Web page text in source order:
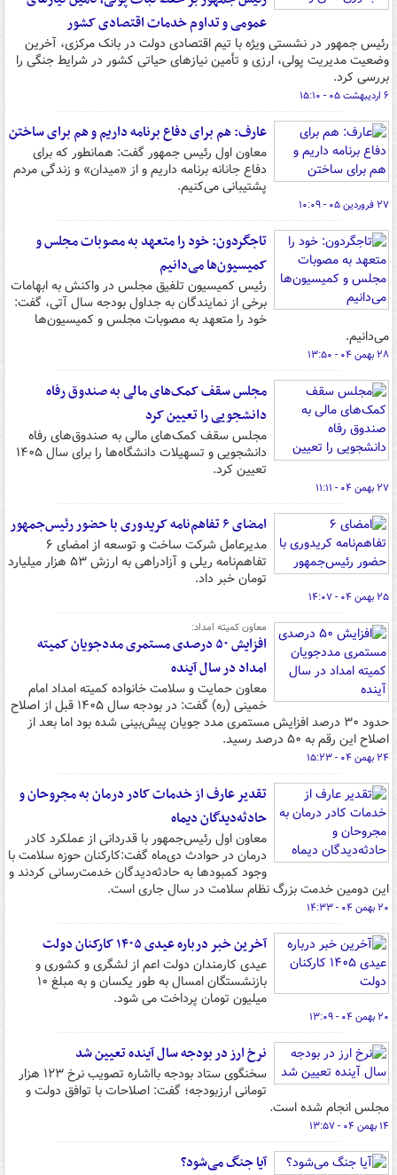
عمومی و تداوم خدمات اقتصادی کشور
رئیس جمهور در نشستی ویژه با تیم اقتصادی دولت در بانک مرکزی، آخرین
وضعیت مدیریت پولی، ارزی و تأمین نیازهای حیاتی کشور در شرایط جنگی را
بررسی کرد.
۶ اردیبهشت ۰۵ - ۱۵:۱۰
عارف: هم برای دفاع برنامه داریم و هم برای ساختن
معاون اول رئیس جمهور گفت: همانطور که برای
دفاع جانانه برنامه داریم و از «میدان» و زندگی مردم
پشتیبانی می‌کنیم.
۲۷ فروردین ۰۵ - ۱۰:۰۹
تاجگردون: خود را متعهد به مصوبات مجلس و
کمیسیون‌ها می‌دانیم
رئیس کمیسیون تلفیق مجلس در واکنش به ابهامات
برخی از نمایندگان به جداول بودجه سال آتی، گفت:
خود را متعهد به مصوبات مجلس و کمیسیون‌ها
می‌دانیم.
۲۸ بهمن ۰۴ - ۱۳:۵۰
مجلس سقف کمک‌های مالی به صندوق رفاه
دانشجویی را تعیین کرد
مجلس سقف کمک‌های مالی به صندوق‌های رفاه
دانشجویی و تسهیلات دانشگاه‌ها را برای سال ۱۴۰۵
تعیین کرد.
۲۷ بهمن ۰۴ - ۱۱:۱۱
امضای ۶ تفاهم‌نامه کریدوری با حضور رئیس‌جمهور
مدیرعامل شرکت ساخت و توسعه از امضای ۶
تفاهم‌نامه ریلی و آزادراهی به ارزش ۵۳ هزار میلیارد
تومان خبر داد.
۲۵ بهمن ۰۴ - ۱۴:۰۷
معاون کمیته امداد:
افزایش ۵۰ درصدی مستمری مددجویان کمیته
امداد در سال آینده
معاون حمایت و سلامت خانواده کمیته امداد امام
خمینی (ره) گفت: در بودجه سال ۱۴۰۵ قبل از اصلاح
حدود ۳۰ درصد افزایش مستمری مدد جویان پیش‌بینی شده بود اما بعد از
اصلاح این رقم به ۵۰ درصد رسید.
۲۴ بهمن ۰۴ - ۱۵:۲۳
تقدیر عارف از خدمات کادر درمان به مجروحان و
حادثه‌دیدگان دیماه
معاون اول رئیس‌جمهور با قدردانی از عملکرد کادر
درمان در حوادث دی‌ماه گفت:کارکنان حوزه سلامت با
وجود کمبودها به حادثه‌دیدگان خدمت‌رسانی کردند و
این دومین خدمت بزرگ نظام سلامت در سال جاری است.
۲۰ بهمن ۰۴ - ۱۴:۳۳
آخرین خبر درباره عیدی ۱۴۰۵ کارکنان دولت
عیدی کارمندان دولت اعم از لشگری و کشوری و
بازنشستگان امسال به طور یکسان و به مبلغ ۱۰
میلیون تومان پرداخت می شود.
۲۰ بهمن ۰۴ - ۱۳:۰۹
نرخ ارز در بودجه سال آینده تعیین شد
سخنگوی ستاد بودجه بااشاره تصویب نرخ ۱۲۳ هزار
تومانی ارزبودجه؛ گفت: اصلاحات با توافق دولت و
مجلس انجام شده است.
۱۴ بهمن ۰۴ - ۱۳:۵۷
آیا جنگ می‌شود؟